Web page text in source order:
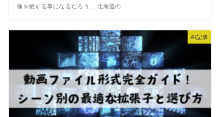
像を絶する事になるだろう。 北海道の...
AI記事